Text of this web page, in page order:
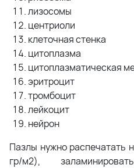
лизосомы
центриоли
клеточная стенка
цитоплазма
цитоплазматическая
эритроцит
тромбоцит
лейкоцит
нейрон
Пазлы нужно распечатать
гр/м2),